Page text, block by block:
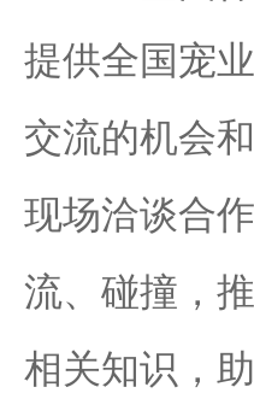
提供全国宠
交流的机会
现场洽谈合
流、碰撞，
相关知识，